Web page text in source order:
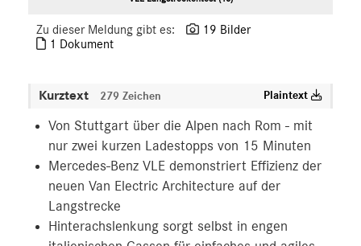
Zu dieser Meldung gibt es:
19 Bilder
1 Dokument
Kurztext 279 Zeichen Plaintext
Von Stuttgart über die Alpen nach Rom - mit
nur zwei kurzen Ladestopps von 15 Minuten
Mercedes‑Benz VLE demonstriert Effizienz der
neuen Van Electric Architecture auf der
Langstrecke
Hinterachslenkung sorgt selbst in engen